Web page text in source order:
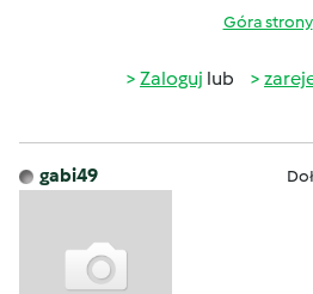
Góra strony
Zaloguj lub
gabi49